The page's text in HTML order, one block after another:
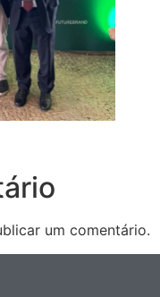
um comentário.